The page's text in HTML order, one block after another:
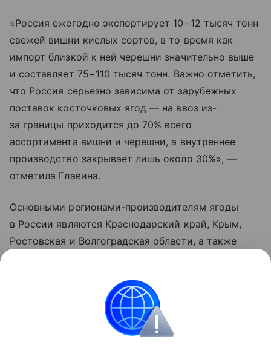
«Россия ежегодно экспортирует 10−12 тысяч тонн
свежей вишни кислых сортов, в то время как
импорт близкой к ней черешни значительно выше
и составляет 75−110 тысяч тонн. Важно отметить,
что Россия серьезно зависима от зарубежных
поставок косточковых ягод — на ввоз из-
за границы приходится до 70% всего
ассортимента вишни и черешни, а внутреннее
производство закрывает лишь около 30%», —
отметила Главина.
Основными регионами-производителям ягоды
в России являются Краснодарский край, Крым,
Ростовская и Волгоградская области, а также
массовый сбор вишни.
Внешняя политика